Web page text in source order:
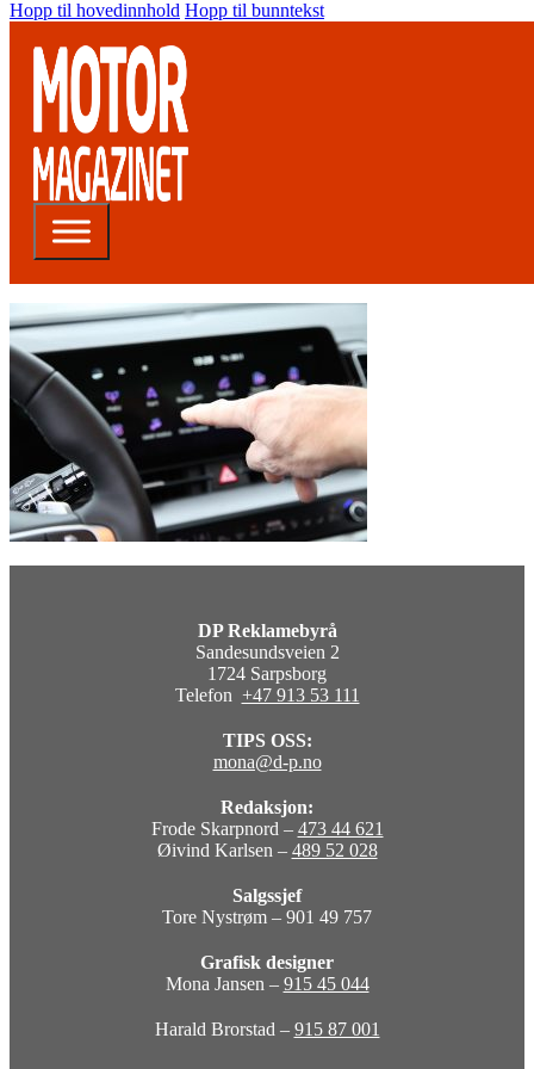
Hopp til hovedinnhold Hopp til bunntekst
DP Reklamebyrå
Sandesundsveien 2
1724 Sarpsborg
Telefon +47 913 53 111
TIPS OSS:
mona@d-p.no
Redaksjon:
Frode Skarpnord – 473 44 621
Øivind Karlsen – 489 52 028
Salgssjef
Tore Nystrøm – 901 49 757
Grafisk designer
Mona Jansen – 915 45 044
Harald Brorstad – 915 87 001